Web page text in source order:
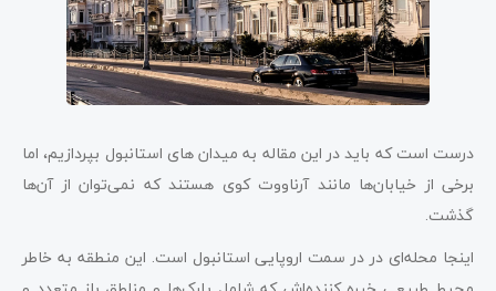
درست است که باید در این مقاله به میدان های استانبول بپردازیم، اما
برخی از خیابان‌ها مانند آرناووت کوی هستند که نمی‌توان از آن‌ها
گذشت.
اینجا محله‌ای در در سمت اروپایی استانبول است. این منطقه به خاطر